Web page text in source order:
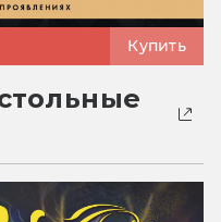
Купить